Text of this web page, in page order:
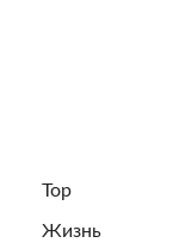
Top
Жизнь